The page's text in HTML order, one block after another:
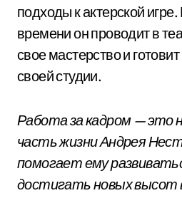
подходы к актерской
времени он проводит в
свое мастерство и
своей студии.
Работа за кадром — это
часть жизни Андрея
помогает ему
достигать новых высот